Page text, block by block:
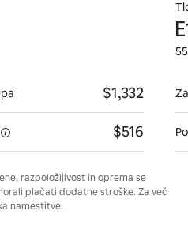
$1,332
$516
razpoložljivost in oprema se
plačati dodatne stroške. Za več
namestitve.